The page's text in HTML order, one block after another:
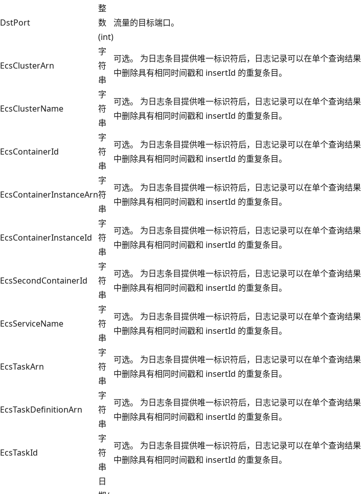
DstPort
整
数
(int)
流量的目标端口。
EcsClusterArn
字
符
串
可选。 为日志条目提供唯一标识符后，日志记录可以在单个查询结果
中删除具有相同时间戳和 insertId 的重复条目。
EcsClusterName
字
符
串
可选。 为日志条目提供唯一标识符后，日志记录可以在单个查询结果
中删除具有相同时间戳和 insertId 的重复条目。
EcsContainerId
字
符
串
可选。 为日志条目提供唯一标识符后，日志记录可以在单个查询结果
中删除具有相同时间戳和 insertId 的重复条目。
EcsContainerInstanceArn
字
符
串
可选。 为日志条目提供唯一标识符后，日志记录可以在单个查询结果
中删除具有相同时间戳和 insertId 的重复条目。
EcsContainerInstanceId
字
符
串
可选。 为日志条目提供唯一标识符后，日志记录可以在单个查询结果
中删除具有相同时间戳和 insertId 的重复条目。
EcsSecondContainerId
字
符
串
可选。 为日志条目提供唯一标识符后，日志记录可以在单个查询结果
中删除具有相同时间戳和 insertId 的重复条目。
EcsServiceName
字
符
串
可选。 为日志条目提供唯一标识符后，日志记录可以在单个查询结果
中删除具有相同时间戳和 insertId 的重复条目。
EcsTaskArn
字
符
串
可选。 为日志条目提供唯一标识符后，日志记录可以在单个查询结果
中删除具有相同时间戳和 insertId 的重复条目。
EcsTaskDefinitionArn
字
符
串
可选。 为日志条目提供唯一标识符后，日志记录可以在单个查询结果
中删除具有相同时间戳和 insertId 的重复条目。
EcsTaskId
字
符
串
可选。 为日志条目提供唯一标识符后，日志记录可以在单个查询结果
中删除具有相同时间戳和 insertId 的重复条目。
日